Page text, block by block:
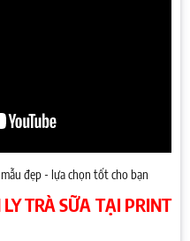
đẹp - lựa chọn tốt cho bạn
TRÀ SỮA TẠI PRINT